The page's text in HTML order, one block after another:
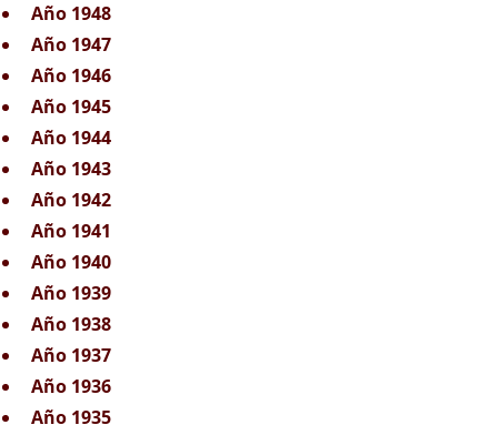
Año 1948
Año 1947
Año 1946
Año 1945
Año 1944
Año 1943
Año 1942
Año 1941
Año 1940
Año 1939
Año 1938
Año 1937
Año 1936
Año 1935